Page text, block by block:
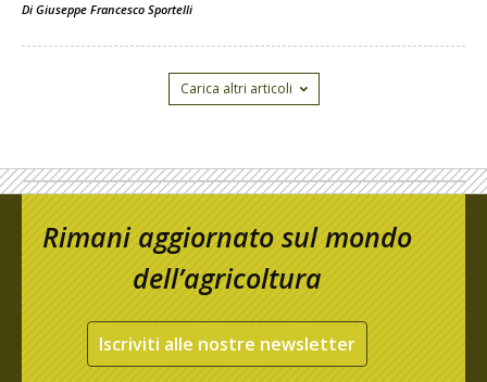
Di Giuseppe Francesco Sportelli
Carica altri articoli
Rimani aggiornato sul mondo
dell’agricoltura
Iscriviti alle nostre newsletter